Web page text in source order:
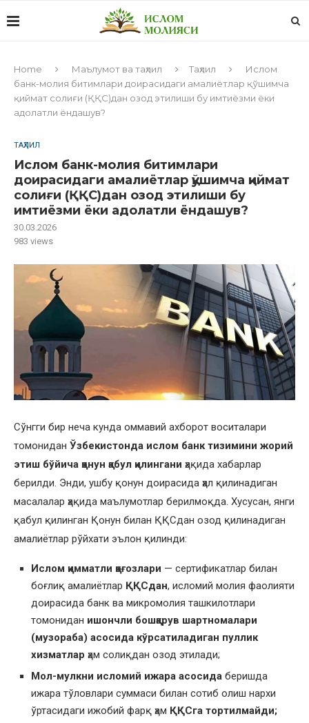
Home Маълумот ва таҳлил Таҳлил
Ислом
банк-молия битимлари доирасидаги амалиётлар қўшимча
қиймат солиғи (ҚҚС)дан озод этилиши бу имтиёзми ёки
адолатли ёндашув?
ТАҲЛИЛ
Ислом банк-молия битимлари
доирасидаги амалиётлар қўшимча қиймат
солиғи (ҚҚС)дан озод этилиши бу
имтиёзми ёки адолатли ёндашув?
30.03.2026
983 views
Сўнгги бир неча кунда оммавий ахборот воситалари
томонидан Ўзбекистонда ислом банк тизимини жорий
этиш бўйича қонун қабул қилингани ҳақида хабарлар
берилди. Энди, ушбу қонун доирасида ҳал қилинадиган
масалалар ҳақида маълумотлар берилмоқда. Хусусан, янги
қабул қилинган Қонун билан ҚҚСдан озод қилинадиган
амалиётлар рўйхати эълон қилинди:
Ислом қимматли қоғозлари — сертификатлар билан
боғлиқ амалиётлар ҚҚСдан, исломий молия фаолияти
доирасида банк ва микромолия ташкилотлари
томонидан ишончли бошқарув шартномалари
(музораба) асосида кўрсатиладиган пуллик
хизматлар ҳам солиқдан озод этилади;
Мол-мулкни исломий ижара асосида беришда
ижара тўловлари суммаси билан сотиб олиш нархи
ўртасидаги ижобий фарқ ҳам ҚҚСга тортилмайди;